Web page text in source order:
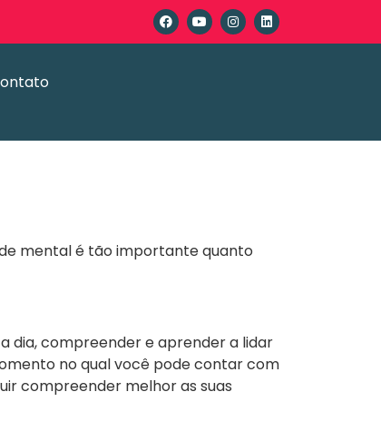
mental é tão importante quanto
dia, compreender e aprender a lidar
no qual você pode contar com
compreender melhor as suas